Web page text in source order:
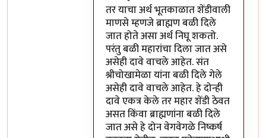
तर याचा अर्थ भूतकाळात शेंडीवाली
माणसे म्हणजे ब्राह्मण बळी दिले
जात होते असा अर्थ निघू शकतो.
परंतु बळी महारांचा दिला जात असे
असेही दावे वाचले आहेत. संत
श्रीचोखामेळा यांना बळी दिले गेले
असेही दावे वाचले आहेत. हे दोन्ही
दावे एकत्र केले तर महार शेंडी ठेवत
असत किंवा ब्राह्मणांना बळी दिले
जात असे हे दोन वेगवेगळे निष्कर्ष